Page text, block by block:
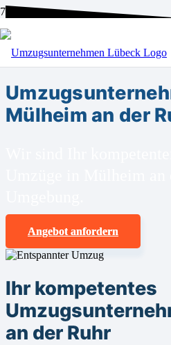
BEI UNS SIND SIE
Mülheim an der
Angebot anfordern
Ihr kompetentes
an der Ruhr